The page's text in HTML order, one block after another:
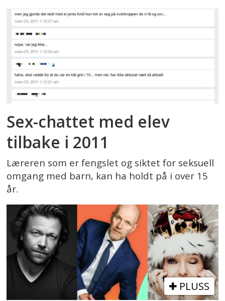
Sex-chattet med elev
tilbake i 2011
Læreren som er fengslet og siktet for seksuell
omgang med barn, kan ha holdt på i over 15
år.
PLUSS